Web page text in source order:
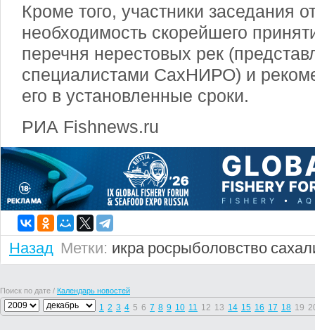
Кроме того, участники заседания
необходимость скорейшего
перечня нерестовых рек
специалистами СахНИРО) и
его в установленные сроки.
РИА Fishnews.ru
Назад Метки: икра росрыболовство
Поиск по дате / Календарь новостей
1 2 3 4 5 6 7 8 9 10 11 12 13 14 15 16 17 18 19